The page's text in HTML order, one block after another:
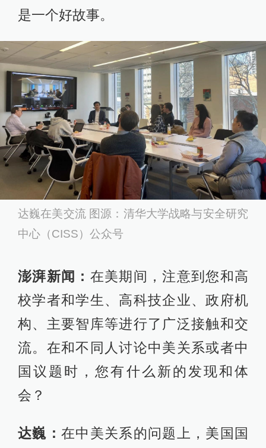
是一个好故事。
达巍在美交流 图源：清华大学战略与安全研究
中心（CISS）公众号
澎湃新闻： 在美期间，注意到您和高
校学者和学生、高科技企业、政府机
构、主要智库等进行了广泛接触和交
流。在和不同人讨论中美关系或者中
国议题时，您有什么新的发现和体
会？
达巍： 在中美关系的问题上，美国国